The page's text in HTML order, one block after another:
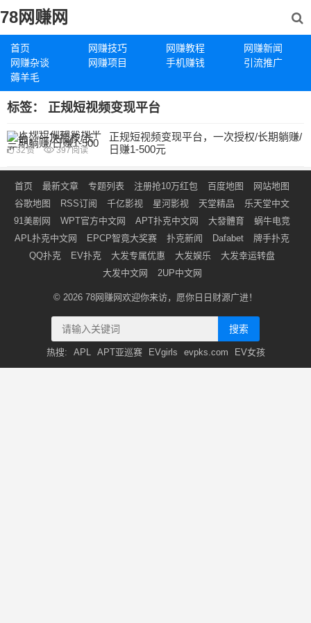
78网赚网
首页 网赚技巧 网赚教程
网赚新闻
网赚杂谈
网赚项目 手机赚钱
引流推广
薅羊毛
标签： 正规短视频变现平台
正规短视频变现平台，一次授权/长期躺赚/
日赚1-500元
32赞 397阅读
首页 最新文章 专题列表 注册抢10万红包 百度地图
网站地图
谷歌地图
RSS订阅 千亿影视 星河影视 天堂精品
乐天堂中文
91美剧网
WPT官方中文网 APT扑克中文网 大發體育
蜗牛电竞
APL扑克中文网
EPCP智竟大奖赛 扑克新闻 Dafabet
牌手扑克
QQ扑克
EV扑克 大发专属优惠 大发娱乐
大发幸运转盘
大发中文网
2UP中文网
© 2026 78网赚网欢迎你来访，愿你日日财源广进！
搜索
热搜: APL APT亚巡赛 EVgirls evpks.com EV女孩